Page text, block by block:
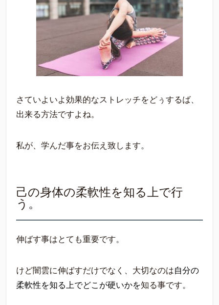
さていよいよ効果的なストレッチをどぅするば、
出来る方法ですよね。
私が、学んだ事をお伝え致します。
己の身体の柔軟性を知る上で行
う。
伸ばす事はとても重要です。
けど闇雲に伸ばすだけでなく、大切なのは自分の
柔軟性を知る上でどこが硬いかを知る事です。